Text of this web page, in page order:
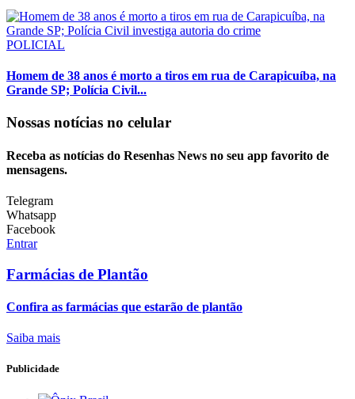
POLICIAL
Homem de 38 anos é morto a tiros em rua de Carapicuíba, na
Grande SP; Polícia Civil...
Nossas notícias no celular
Receba as notícias do Resenhas News no seu app favorito de
mensagens.
Telegram
Whatsapp
Facebook
Entrar
Farmácias de Plantão
Confira as farmácias que estarão de plantão
Saiba mais
Publicidade